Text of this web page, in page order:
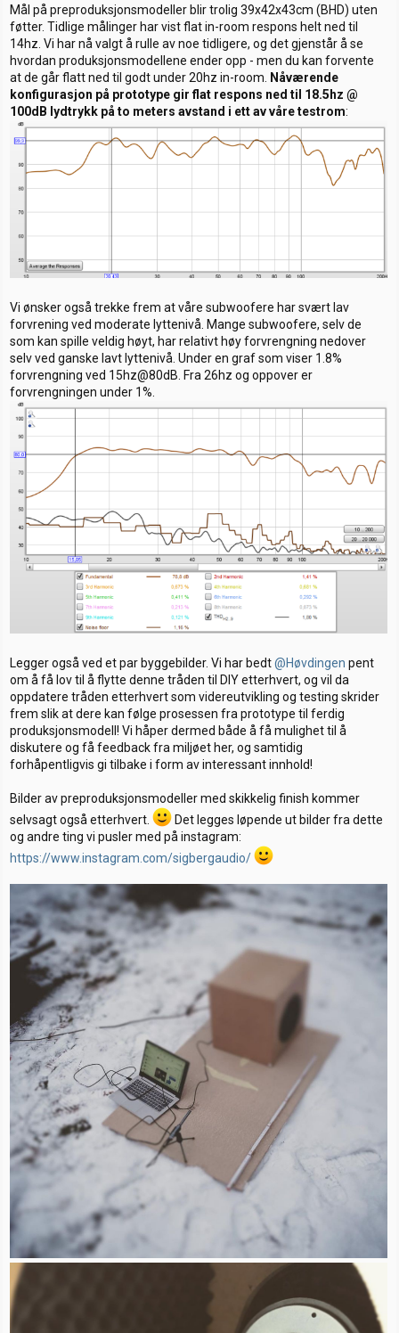
Mål på preproduksjonsmodeller blir trolig 39x42x43cm (BHD) uten
føtter. Tidlige målinger har vist flat in-room respons helt ned til
14hz. Vi har nå valgt å rulle av noe tidligere, og det gjenstår å se
hvordan produksjonsmodellene ender opp - men du kan forvente
at de går flatt ned til godt under 20hz in-room. Nåværende
konfigurasjon på prototype gir flat respons ned til 18.5hz @
100dB lydtrykk på to meters avstand i ett av våre testrom:
Vi ønsker også trekke frem at våre subwoofere har svært lav
forvrening ved moderate lyttenivå. Mange subwoofere, selv de
som kan spille veldig høyt, har relativt høy forvrengning nedover
selv ved ganske lavt lyttenivå. Under en graf som viser 1.8%
forvrengning ved 15hz@80dB. Fra 26hz og oppover er
forvrengningen under 1%.
Legger også ved et par byggebilder. Vi har bedt@Høvdingen pent
om å få lov til å flytte denne tråden til DIY etterhvert, og vil da
oppdatere tråden etterhvert som videreutvikling og testing skrider
frem slik at dere kan følge prosessen fra prototype til ferdig
produksjonsmodell! Vi håper dermed både å få mulighet til å
diskutere og få feedback fra miljøet her, og samtidig
forhåpentligvis gi tilbake i form av interessant innhold!
Bilder av preproduksjonsmodeller med skikkelig finish kommer
selvsagt også etterhvert.
Det legges løpende ut bilder fra dette
og andre ting vi pusler med på instagram:
https://www.instagram.com/sigbergaudio/